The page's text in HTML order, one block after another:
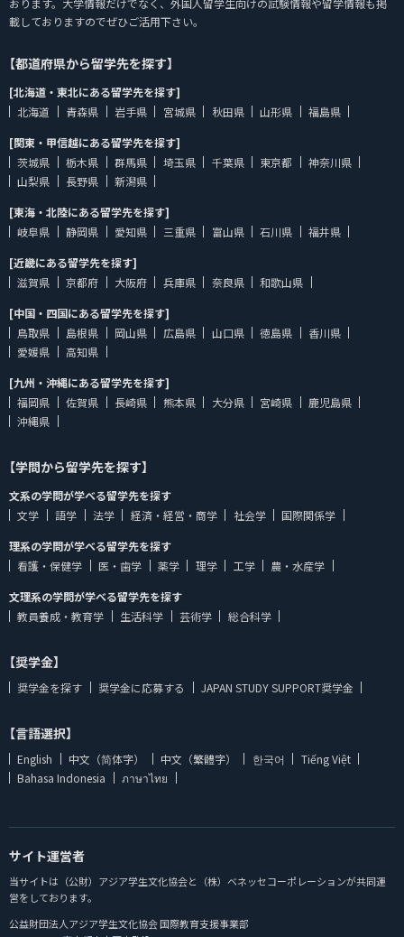
おります。大学情報だけでなく、外国人留学生向けの試験情報や留学情報も掲
載しておりますのでぜひご活用下さい。
【都道府県から留学先を探す】
[北海道・東北にある留学先を探す]
北海道
青森県 岩手県 宮城県 秋田県 山形県
福島県
[関東・甲信越にある留学先を探す]
茨城県
栃木県 群馬県 埼玉県 千葉県 東京都
神奈川県
山梨県
長野県
新潟県
[東海・北陸にある留学先を探す]
岐阜県
静岡県 愛知県 三重県 富山県 石川県
福井県
[近畿にある留学先を探す]
滋賀県
京都府 大阪府 兵庫県 奈良県
和歌山県
[中国・四国にある留学先を探す]
鳥取県
島根県 岡山県 広島県 山口県 徳島県
香川県
愛媛県
高知県
[九州・沖縄にある留学先を探す]
福岡県
佐賀県 長崎県 熊本県 大分県 宮崎県
鹿児島県
沖縄県
【学問から留学先を探す】
文系の学問が学べる留学先を探す
文学
語学 法学 経済・経営・商学 社会学
国際関係学
理系の学問が学べる留学先を探す
看護・保健学
医・歯学 薬学 理学 工学
農・水産学
文理系の学問が学べる留学先を探す
教員養成・教育学
生活科学 芸術学 総合科学
【奨学金】
奨学金を探す 奨学金に応募する JAPAN STUDY SUPPORT奨学金
【言語選択】
English 中文（简体字） 中文（繁體字） 한국어
Tiếng Việt
Bahasa Indonesia
ภาษาไทย
サイト運営者
当サイトは（公財）アジア学生文化協会と（株）ベネッセコーポレーションが共同運
営をしております。
公益財団法人アジア学生文化協会 国際教育支援事業部